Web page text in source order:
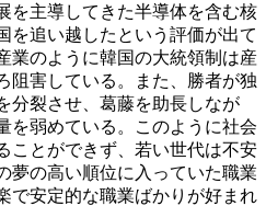
を主導してきた半導体を含む核
を追い越したという評価が出て
業のように韓国の大統領制は産
阻害している。また、勝者が独
分裂させ、葛藤を助長しなが
を弱めている。このように社会
ことができず、若い世代は不安
夢の高い順位に入っていた職業
で安定的な職業ばかりが好まれ